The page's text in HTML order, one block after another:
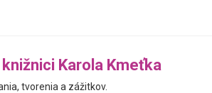
Karola Kmeťka
tvorenia a zážitkov.